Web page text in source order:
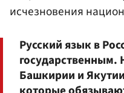
исчезновения
Русский язык в
государственным.
Башкирии и